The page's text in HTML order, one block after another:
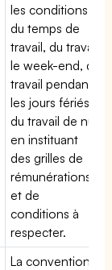
les conditions
du temps de
travail, du travail
le week-end, du
travail pendant
les jours fériés,
du travail de nuit
en instituant
des grilles de
rémunérations
et de
conditions à
respecter.
La convention